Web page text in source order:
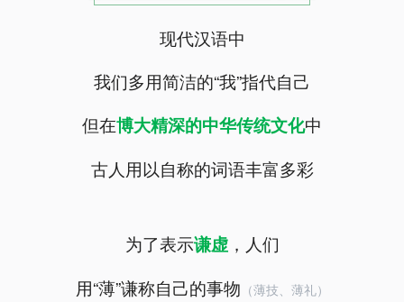
现代汉语中
我们多用简洁的“我”指代自己
但在博大精深的中华传统文化中
古人用以自称的词语丰富多彩
为了表示谦虚，人们
用“薄”谦称自己的事物 （薄技、薄礼）